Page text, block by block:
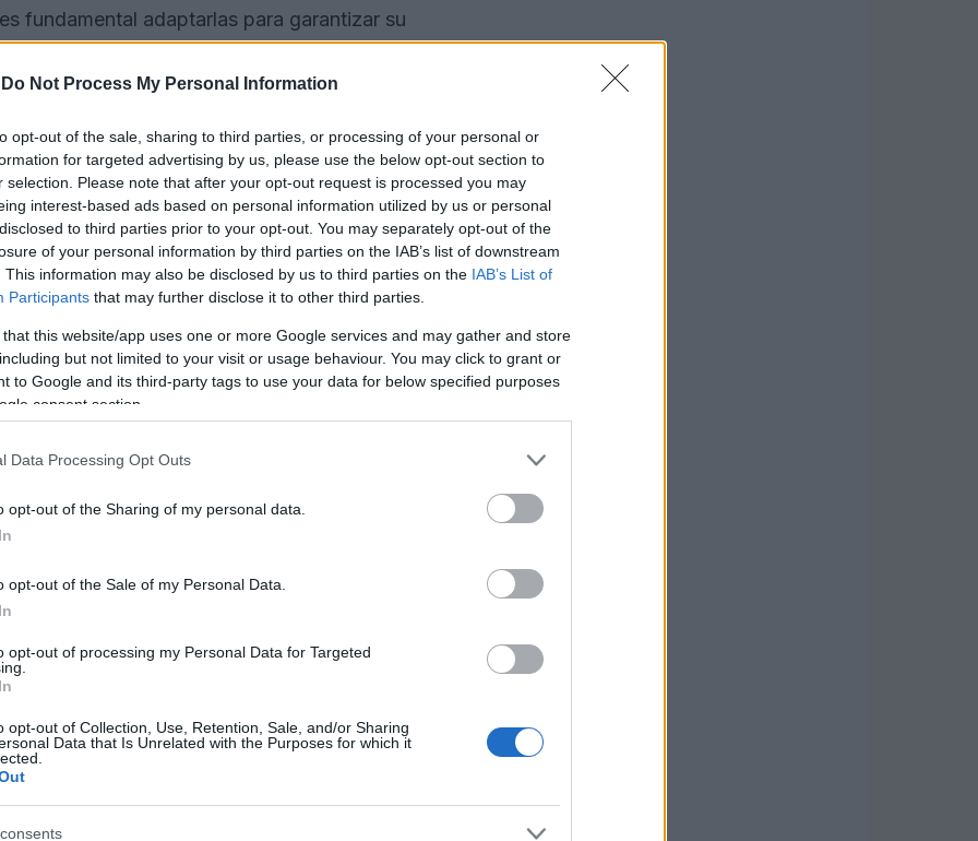
Do Not Process My Personal Information
opt-out of the sale, sharing to third parties, or processing of your personal or
for targeted advertising by us, please use the below opt-out section to
selection. Please note that after your opt-out request is processed you may
interest-based ads based on personal information utilized by us or personal
to third parties prior to your opt-out. You may separately opt-out of the
of your personal information by third parties on the IAB’s list of downstream
This information may also be disclosed by us to third parties on the IAB’s List of
Participants that may further disclose it to other third parties.
that this website/app uses one or more Google services and may gather and store
but not limited to your visit or usage behaviour. You may click to grant or
to Google and its third-party tags to use your data for below specified purposes
consent section.
Data Processing Opt Outs
opt-out of the Sharing of my personal data.
opt-out of the Sale of my Personal Data.
opt-out of processing my Personal Data for Targeted
opt-out of Collection, Use, Retention, Sale, and/or Sharing
Data that Is Unrelated with the Purposes for which it
fundamental adaptarlas para garantizar su
exploraremos qué alimentos son más
golden retriever y cuáles son los piensos
de un golden retriever
y activos, requieren una dieta rica en
de proteínas, grasas saludables y
es clave para asegurarse de que
Los alimentos recomendados para incluir en
cordero son opciones excelentes.